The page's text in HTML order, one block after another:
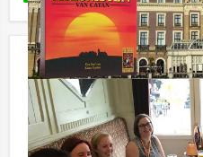
Wie is de
Vanaf €
Vanaf 12